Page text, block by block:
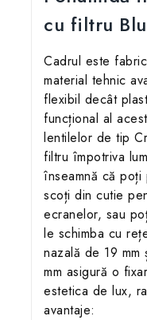
cu filtru
Cadrul este
material tehnic
flexibil decât
funcțional al
lentilelor de tip
filtru împotriva
înseamnă că
scoți din cutie
ecranelor, sau
le schimba cu
nazală de 19
mm asigură o
estetica de lux,
avantaje: